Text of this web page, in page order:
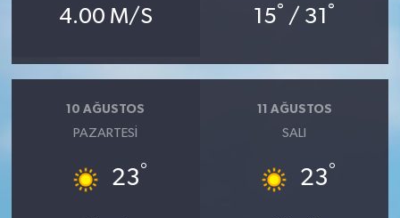
4.00 M/S 15° / 31 °
10 AĞUSTOS
PAZARTESI
23°
11 AĞUSTOS
SALI
23°